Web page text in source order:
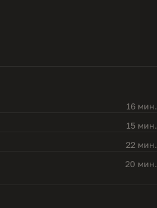
16 мин.
15 мин.
22 мин.
20 мин.